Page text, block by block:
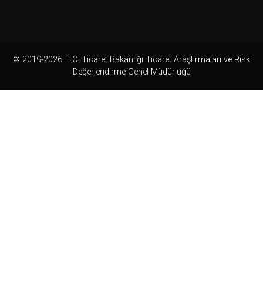
© 2019-2026. T.C. Ticaret Bakanlığı Ticaret Araştırmaları ve Risk
Değerlendirme Genel Müdürlüğü